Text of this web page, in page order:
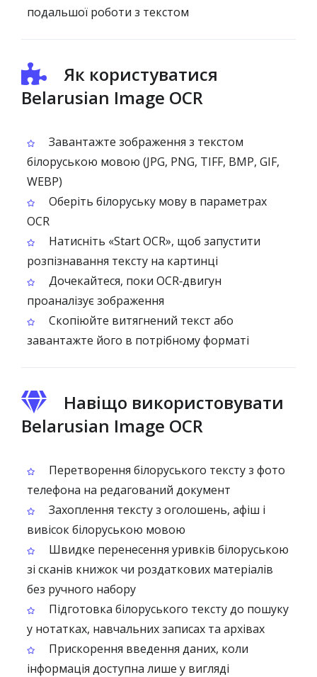
подальшої роботи з текстом
Як користуватися
Belarusian Image OCR
Завантажте зображення з текстом
білоруською мовою (JPG, PNG, TIFF, BMP, GIF,
WEBP)
Оберіть білоруську мову в параметрах
OCR
Натисніть «Start OCR», щоб запустити
розпізнавання тексту на картинці
Дочекайтеся, поки OCR‑двигун
проаналізує зображення
Скопіюйте витягнений текст або
завантажте його в потрібному форматі
Навіщо використовувати
Belarusian Image OCR
Перетворення білоруського тексту з фото
телефона на редагований документ
Захоплення тексту з оголошень, афіш і
вивісок білоруською мовою
Швидке перенесення уривків білоруською
зі сканів книжок чи роздаткових матеріалів
без ручного набору
Підготовка білоруського тексту до пошуку
у нотатках, навчальних записах та архівах
Прискорення введення даних, коли
інформація доступна лише у вигляді